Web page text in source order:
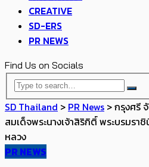
CREATIVE
SD-ERS
PR NEWS
Find Us on Socials
SD Thailand > PR News >กรุงศรี
สมเด็จพระนางเจ้าสิริกิติ์ พระบรมร
หลวง
PR NEWS